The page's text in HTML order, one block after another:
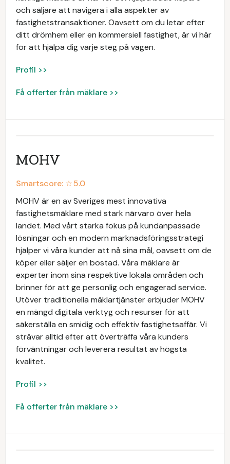
och säljare att navigera i alla aspekter av
fastighetstransaktioner. Oavsett om du letar efter
ditt drömhem eller en kommersiell fastighet, är vi här
för att hjälpa dig varje steg på vägen.
Profil >>
Få offerter från mäklare >>
MOHV
Smartscore: ☆5.0
MOHV är en av Sveriges mest innovativa
fastighetsmäklare med stark närvaro över hela
landet. Med vårt starka fokus på kundanpassade
lösningar och en modern marknadsföringsstrategi
hjälper vi våra kunder att nå sina mål, oavsett om de
köper eller säljer en bostad. Våra mäklare är
experter inom sina respektive lokala områden och
brinner för att ge personlig och engagerad service.
Utöver traditionella mäklartjänster erbjuder MOHV
en mängd digitala verktyg och resurser för att
säkerställa en smidig och effektiv fastighetsaffär. Vi
strävar alltid efter att överträffa våra kunders
förväntningar och leverera resultat av högsta
kvalitet.
Profil >>
Få offerter från mäklare >>